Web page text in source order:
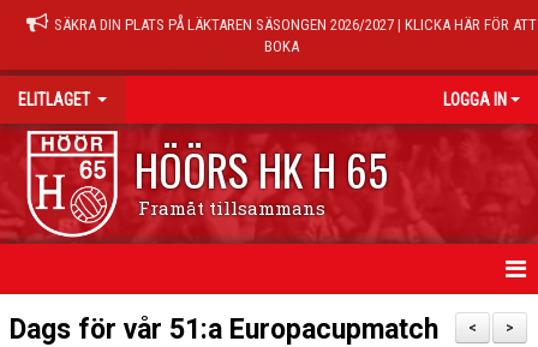
SÄKRA DIN PLATS PÅ LÄKTAREN SÄSONGEN 2026/2027 | KLICKA HÄR FÖR ATT
BOKA
ELITLAGET LOGGA IN
HÖÖRS HK H 65
Framåt tillsammans
HEM
>
<
Dags för vår 51:a Europacupmatch